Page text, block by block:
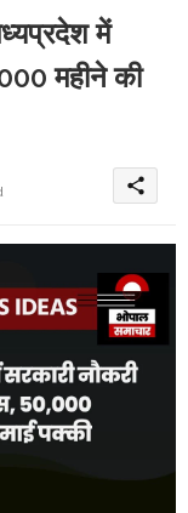
में
महीने की
share